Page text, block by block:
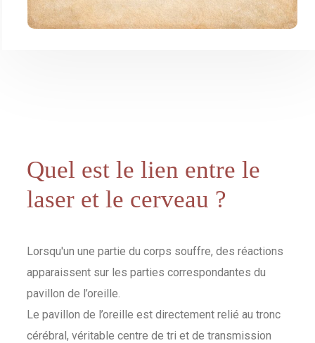
Quel est le lien entre le
laser et le cerveau ?
Lorsqu'un une partie du corps souffre, des réactions
apparaissent sur les parties correspondantes du
pavillon de l’oreille.
Le pavillon de l’oreille est directement relié au tronc
cérébral, véritable centre de tri et de transmission